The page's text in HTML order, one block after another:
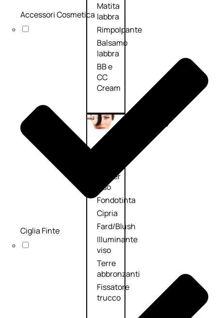
Matita
labbra
Rimpolpante
Balsamo
labbra
BB e
CC
Cream
Viso
Primer
viso
Fondotinta
Cipria
Fard/Blush
Illuminante
viso
Terre
abbronzanti
Fissatore
trucco
Accessori Cosmetica
Ciglia Finte